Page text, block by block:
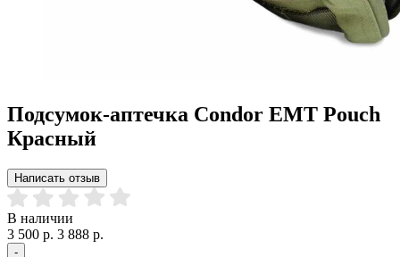
Подсумок-аптечка Condor EMT Pouch
Красный
Написать отзыв
В наличии
3 500 р. 3 888 р.
-